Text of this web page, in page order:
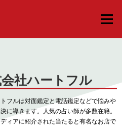
メニュー
社ハートフル
フルは対面鑑定と電話鑑定などで悩みや
に導きます。人気の占い師が多数在籍。
ィアに紹介された当たると有名なお店で